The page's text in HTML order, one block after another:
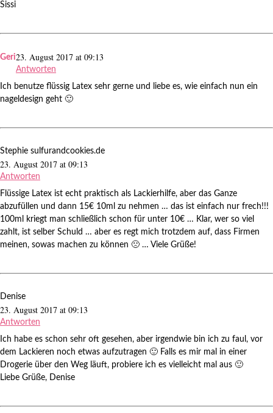
Sissi
Geri23. August 2017 at 09:13
Antworten
Ich benutze flüssig Latex sehr gerne und liebe es, wie einfach nun ein
nageldesign geht 🙂
Stephie sulfurandcookies.de
23. August 2017 at 09:13
Antworten
Flüssige Latex ist echt praktisch als Lackierhilfe, aber das Ganze
abzufüllen und dann 15€ 10ml zu nehmen … das ist einfach nur frech!!!
100ml kriegt man schließlich schon für unter 10€ … Klar, wer so viel
zahlt, ist selber Schuld … aber es regt mich trotzdem auf, dass Firmen
meinen, sowas machen zu können 🙁 … Viele Grüße!
Denise
23. August 2017 at 09:13
Antworten
Ich habe es schon sehr oft gesehen, aber irgendwie bin ich zu faul, vor
dem Lackieren noch etwas aufzutragen 🙂 Falls es mir mal in einer
Drogerie über den Weg läuft, probiere ich es vielleicht mal aus 🙂
Liebe Grüße, Denise